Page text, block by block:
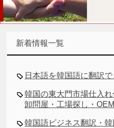
新着情報一覧
日本語を韓国語に翻訳
韓国の東大門市場仕入
卸問屋・工場探し・
韓国語ビジネス翻訳・